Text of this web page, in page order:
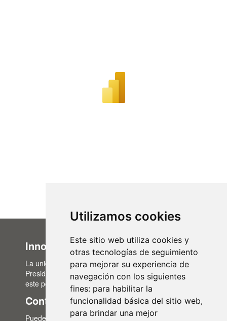
Utilizamos cookies
Este sitio web utiliza cookies y
otras tecnologías de seguimiento
para mejorar su experiencia de
navegación con los siguientes
fines: para habilitar la
funcionalidad básica del sitio web,
para brindar una mejor
Innovación Administrativa
La unidad de Innovación Administrativa, del Área de
Presidencia, es la encargada de la actualización de
este portal de transparencia.
Contacto
Puedes contactar con nosotros a través del correo: